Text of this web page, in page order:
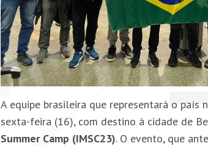
A equipe brasileira que representará o país
sexta-feira (16), com destino à cidade de
Summer Camp (IMSC23). O evento, que